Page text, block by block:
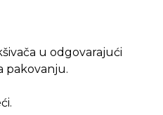
u odgovarajući
pakovanju.